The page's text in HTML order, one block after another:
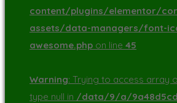
content/plugins/elementor/
assets/data-managers/font-
awesome.php on line 45
Warning: Trying to access array
type null in /data/9/a/9a48d5cd-